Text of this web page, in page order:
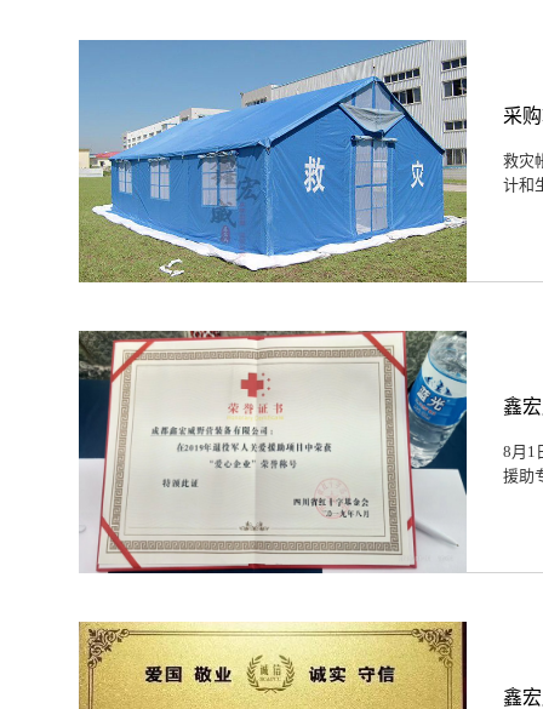
采
救灾
计和
鑫
8月1
援助
鑫